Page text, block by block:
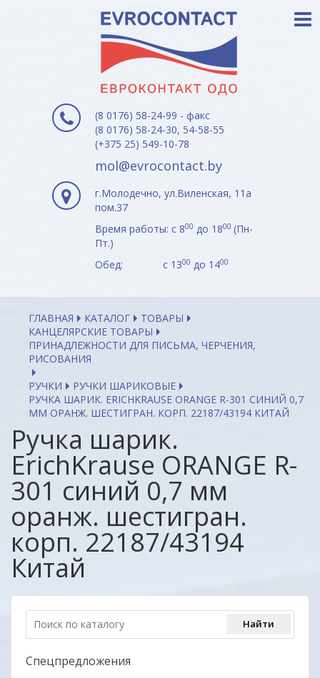
(8 0176) 58-24-99 - факс
(8 0176) 58-24-30, 54-58-55
(+375 25) 549-10-78
mol@evrocontact.by
г.Молодечно, ул.Виленская, 11а
пом.37
Время работы: с 800 до 1800 (Пн-
Пт.)
Обед: с 1300 до 1400
ГЛАВНАЯ КАТАЛОГ
ТОВАРЫ
КАНЦЕЛЯРСКИЕ ТОВАРЫ
ПРИНАДЛЕЖНОСТИ ДЛЯ ПИСЬМА, ЧЕРЧЕНИЯ,
РИСОВАНИЯ
РУЧКИ
РУЧКИ ШАРИКОВЫЕ
РУЧКА ШАРИК. ERICHKRAUSE ORANGE R-301 СИНИЙ 0,7
ММ ОРАНЖ. ШЕСТИГРАН. КОРП. 22187/43194 КИТАЙ
Ручка шарик.
ErichKrause ORANGE R-
301 синий 0,7 мм
оранж. шестигран.
корп. 22187/43194
Китай
Спецпредложения